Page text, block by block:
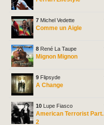
7 Michel Vedette
Comme un Aigle
8 René La Taupe
Mignon Mignon
9 Flipsyde
A Change
10 Lupe Fiasco
American Terrorist Part.
2